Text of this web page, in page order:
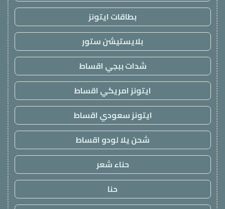
بطاقات ايتونز
بلايستيشن ستور
شدات ببجي اقساط
ايتونز امريكي اقساط
ايتونز سعودي اقساط
شحن يلا لودو اقساط
حناء شعر
حنا